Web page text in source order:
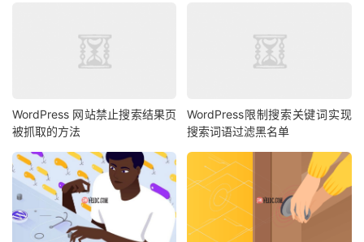
WordPress 网站禁止搜索结果页
被抓取的方法
WordPress限制搜索关键词实现
搜索词语过滤黑名单